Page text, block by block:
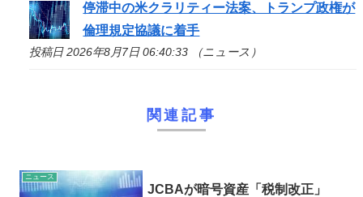
停滞中の米クラリティー法案、トランプ政権が
倫理規定協議に着手
投稿日 2026年8月7日 06:40:33 （ニュース）
関連記事
ニュース
JCBAが暗号資産「税制改正」